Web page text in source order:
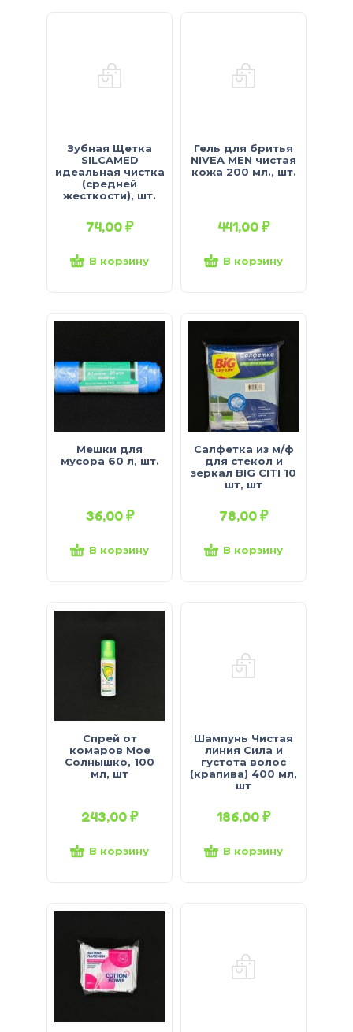
Зубная Щетка
SILCAMED
идеальная чистка
(средней
жесткости), шт.
74,00₽
В корзину
Гель для бритья
NIVEA MEN чистая
кожа 200 мл., шт.
441,00₽
В корзину
Мешки для
мусора 60 л, шт.
36,00₽
В корзину
Салфетка из м/ф
для стекол и
зеркал BIG CITI 10
шт, шт
78,00₽
В корзину
Спрей от
комаров Мое
Солнышко, 100
мл, шт
243,00₽
В корзину
Шампунь Чистая
линия Сила и
густота волос
(крапива) 400 мл,
шт
186,00₽
В корзину